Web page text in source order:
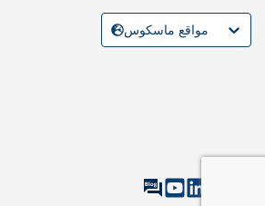
مواقع ماسكوس